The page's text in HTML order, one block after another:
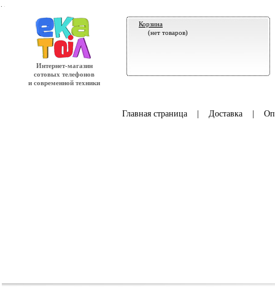
Интернет-магазин
сотовых телефонов
и современной техники
Корзина
(нет товаров)
Главная страница| Доставка|